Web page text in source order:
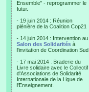
Ensemble" - reprogrammer le
futur.
- 19 juin 2014 : Réunion
plénière de la Coalition Cop21
- 14 juin 2014 : Intervention au
Salon des Solidarités à
l'invitation de Coordination Sud
- 17 mai 2014 : Braderie du
Livre solidaire avec le Collectif
d'Associations de Solidarité
Internationale de la Ligue de
l'Enseignement.